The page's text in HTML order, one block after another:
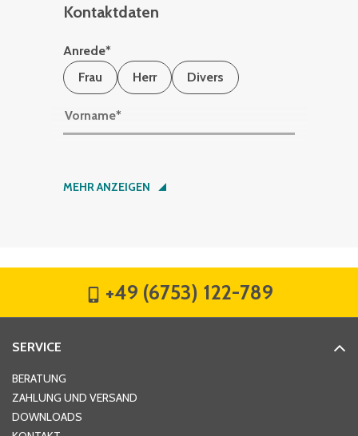
Kontaktdaten
Anrede*
Frau
Herr Divers
Vorname*
Nachname*
Hausnummer
MEHR ANZEIGEN
+49 (6753) 122-789
SERVICE
BERATUNG
ZAHLUNG UND VERSAND
DOWNLOADS